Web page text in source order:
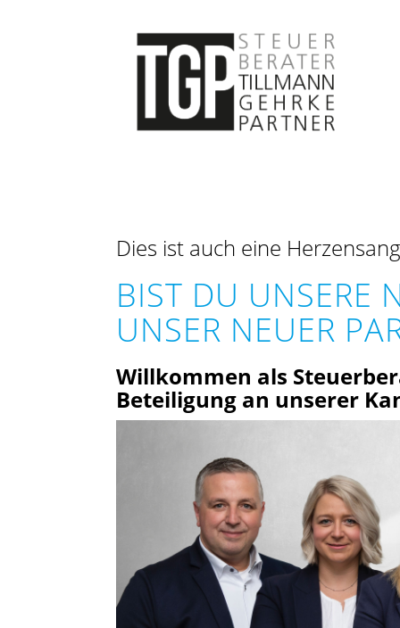
Dies ist auch eine
BIST DU UNSERE
UNSER NEUER
Willkommen als
Beteiligung an unserer